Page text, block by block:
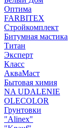
Оптима
FARBITEX
Стройкомплект
Битумная мастика
Титан
Эксперт
Класс
АкваМаст
Бытовая химия
NA UDALENIE
OLECOLOR
Грунтовки
"Alinex"